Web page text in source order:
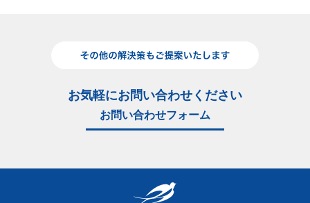
お気軽にお問い合わせください
お問い合わせフォーム